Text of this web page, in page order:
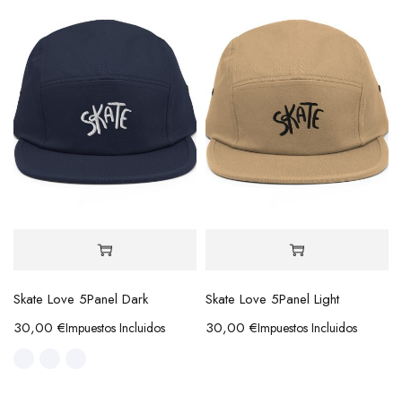
Skate Love 5Panel Dark
30,00 €Impuestos Incluidos
Skate Love 5Panel Light
30,00 €Impuestos Incluidos